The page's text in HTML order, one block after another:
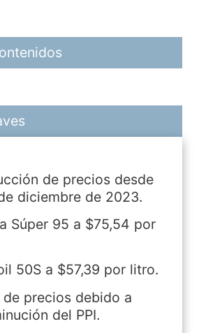
de precios desde
diciembre de 2023.
Súper 95 a $75,54 por
50S a $57,39 por litro.
de precios debido a
del PPI.